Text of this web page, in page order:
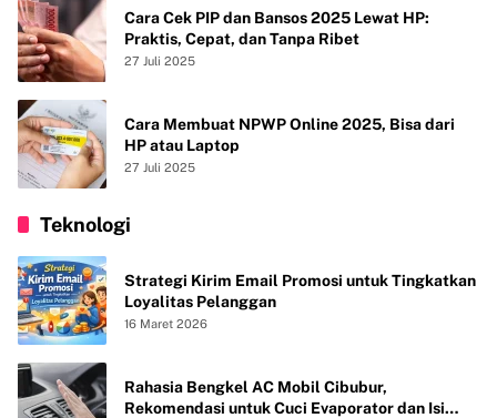
Cara Cek PIP dan Bansos 2025 Lewat HP:
Praktis, Cepat, dan Tanpa Ribet
27 Juli 2025
Cara Membuat NPWP Online 2025, Bisa dari
HP atau Laptop
27 Juli 2025
Teknologi
Strategi Kirim Email Promosi untuk Tingkatkan
Loyalitas Pelanggan
16 Maret 2026
Rahasia Bengkel AC Mobil Cibubur,
Rekomendasi untuk Cuci Evaporator dan Isi